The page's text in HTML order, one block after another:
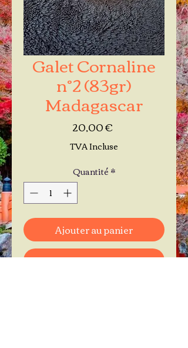
Galet Cornaline
n°2 (83gr)
Madagascar
20,00 €Prix
TVA Incluse
Quantité*
Ajouter au panier
Commander et payer